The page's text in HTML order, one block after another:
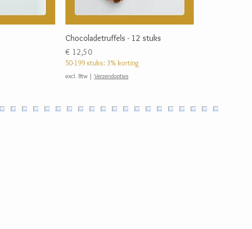
Chocoladetruffels - 12 stuks
Prijs
€ 12,50
50-199 stuks: 3% korting
excl. Btw | Verzendopties